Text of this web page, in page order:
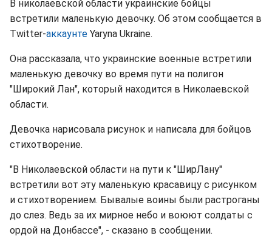
В николаевской области украинские бойцы
встретили маленькую девочку. Об этом сообщается в
Twitter-аккаунте Yaryna Ukraine.
Она рассказала, что украинские военные встретили
маленькую девочку во время пути на полигон
"Широкий Лан", который находится в Николаевской
области.
Девочка нарисовала рисунок и написала для бойцов
стихотворение.
"В Николаевской области на пути к "ШирЛану"
встретили вот эту маленькую красавицу с рисунком
и стихотворением. Бывалые воины были растроганы
до слез. Ведь за их мирное небо и воюют солдаты с
ордой на Донбассе", - сказано в сообщении.